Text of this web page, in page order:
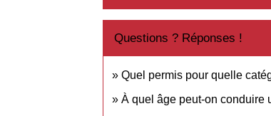
Questions ? Réponses !
Quel permis pour quelle
À quel âge peut-on conduire